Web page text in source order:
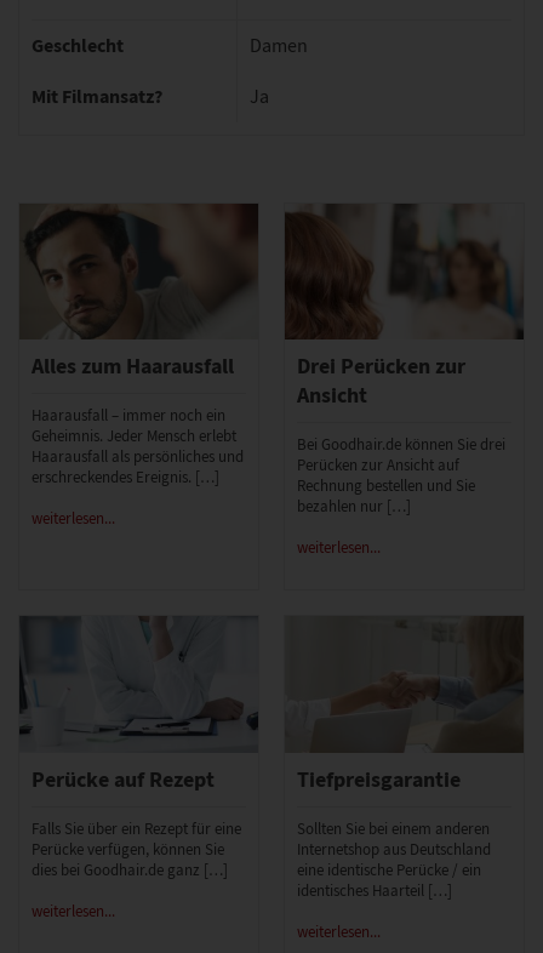
Geschlecht Damen
Mit Filmansatz? Ja
Alles zum Haarausfall
Haarausfall – immer noch ein
Geheimnis. Jeder Mensch erlebt
Haarausfall als persönliches und
erschreckendes Ereignis. […]
weiterlesen...
Drei Perücken zur
Ansicht
Bei Goodhair.de können Sie drei
Perücken zur Ansicht auf
Rechnung bestellen und Sie
bezahlen nur […]
weiterlesen...
Perücke auf Rezept
Falls Sie über ein Rezept für eine
Perücke verfügen, können Sie
dies bei Goodhair.de ganz […]
weiterlesen...
Tiefpreisgarantie
Sollten Sie bei einem anderen
Internetshop aus Deutschland
eine identische Perücke / ein
identisches Haarteil […]
weiterlesen...